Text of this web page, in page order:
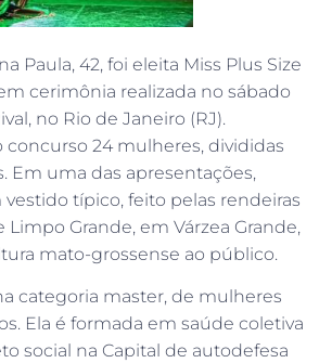
Paula, 42, foi eleita Miss Plus Size
cerimônia realizada no sábado
no Rio de Janeiro (RJ).
concurso 24 mulheres, divididas
Em uma das apresentações,
vestido típico, feito pelas rendeiras
Grande, em Várzea Grande,
mato-grossense ao público.
categoria master, de mulheres
Ela é formada em saúde coletiva
social na Capital de autodefesa